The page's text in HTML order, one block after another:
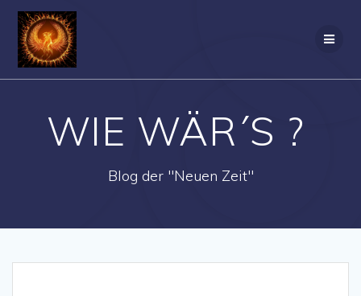
WIE WÄR´S ?
Blog der "Neuen Zeit"